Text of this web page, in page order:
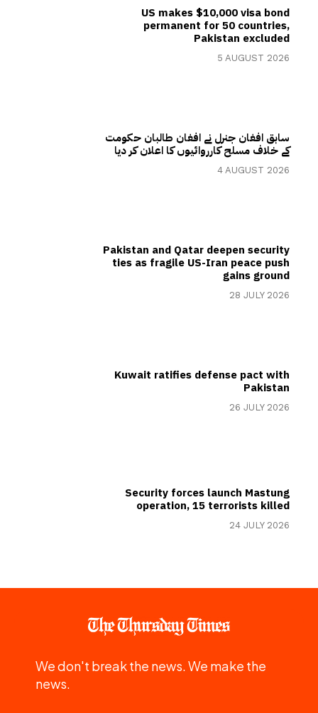
US makes $10,000 visa bond
permanent for 50 countries,
Pakistan excluded
5 AUGUST 2026
سابق افغان جنرل نے افغان طالبان حکومت
کے خلاف مسلح کارروائیوں کا اعلان کر دیا
4 AUGUST 2026
Pakistan and Qatar deepen security
ties as fragile US-Iran peace push
gains ground
28 JULY 2026
Kuwait ratifies defense pact with
Pakistan
26 JULY 2026
Security forces launch Mastung
operation, 15 terrorists killed
24 JULY 2026
We don't break the news. We make the
news.